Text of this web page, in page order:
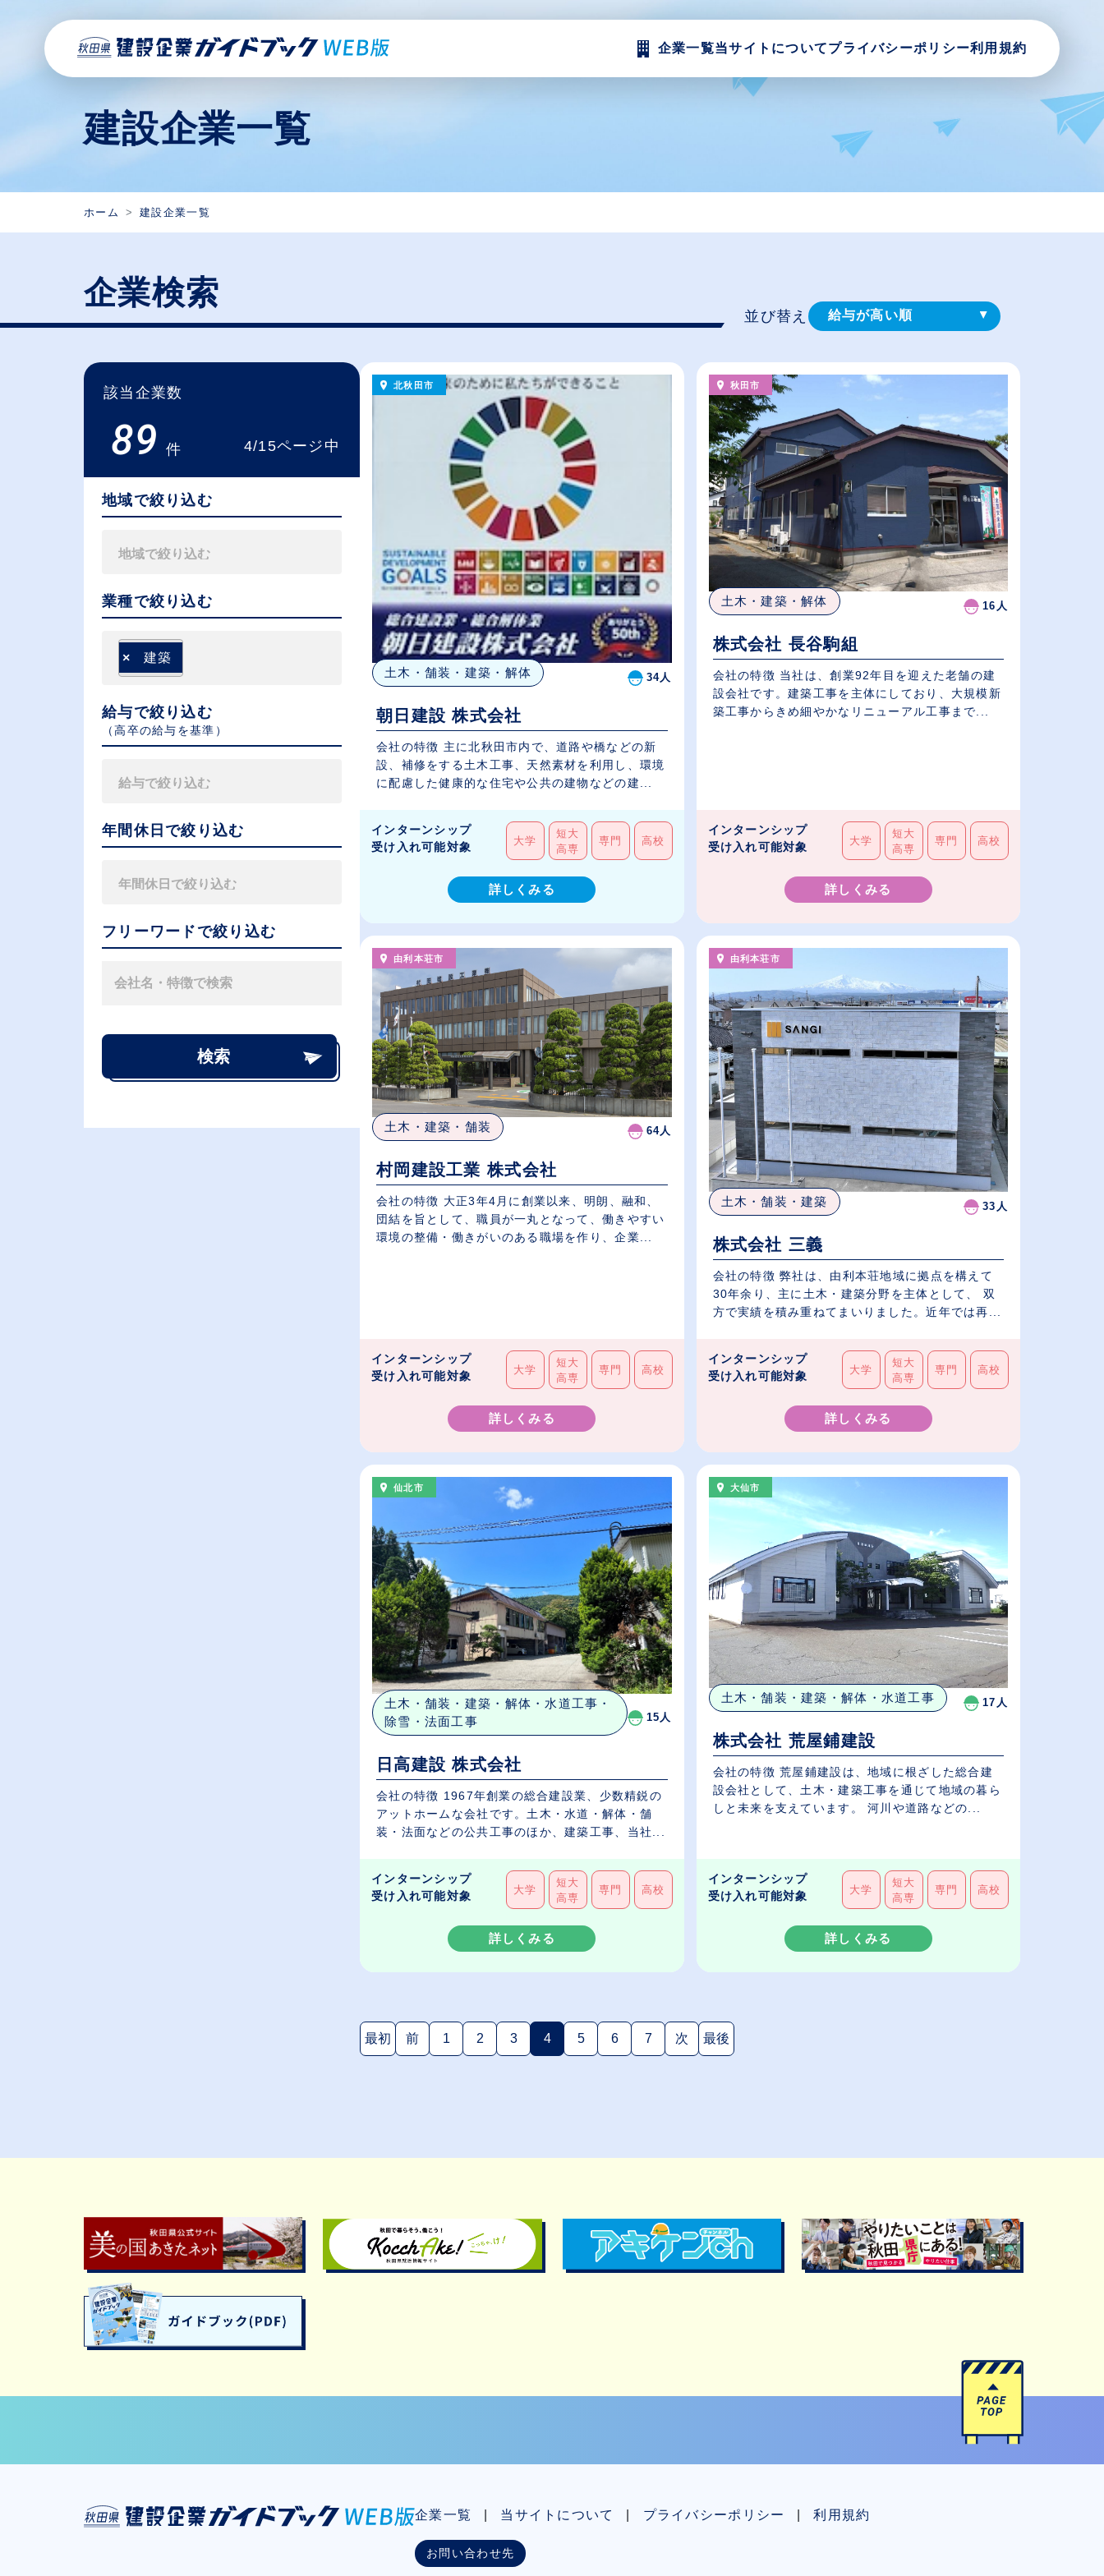
企業一覧当サイトについてプライバシーポリシー利用規約
建設企業一覧
ホーム 建設企業一覧
企業検索
該当企業数
89 件 4/15ページ中
地域で絞り込む
業種で絞り込む
× 建築
給与で絞り込む
（⾼卒の給与を基準）
年間休日で絞り込む
フリーワードで絞り込む
検索
並び替え 給与が高い順
従業員が多い順
休日数が多い順
北秋田市
土木・舗装・建築・解体 34人
朝日建設 株式会社
会社の特徴 主に北秋田市内で、道路や橋などの新
設、補修をする土木工事、天然素材を利用し、環境
に配慮した健康的な住宅や公共の建物などの建...
インターンシップ
受け入れ可能対象
大学
短大
高専
専門 高校
詳しくみる
秋田市
土木・建築・解体 16人
株式会社 長谷駒組
会社の特徴 当社は、創業92年目を迎えた老舗の建
設会社です。建築工事を主体にしており、大規模新
築工事からきめ細やかなリニューアル工事まで...
インターンシップ
受け入れ可能対象
大学
短大
高専
専門 高校
詳しくみる
由利本荘市
土木・建築・舗装 64人
村岡建設工業 株式会社
会社の特徴 大正3年4月に創業以来、明朗、融和、
団結を旨として、職員が一丸となって、働きやすい
環境の整備・働きがいのある職場を作り、企業...
インターンシップ
受け入れ可能対象
大学
短大
高専
専門 高校
詳しくみる
由利本荘市
土木・舗装・建築 33人
株式会社 三義
会社の特徴 弊社は、由利本荘地域に拠点を構えて
30年余り、主に土木・建築分野を主体として、 双
方で実績を積み重ねてまいりました。近年では再...
インターンシップ
受け入れ可能対象
大学
短大
高専
専門 高校
詳しくみる
仙北市
土木・舗装・建築・解体・水道工事・
除雪・法面工事
15人
日高建設 株式会社
会社の特徴 1967年創業の総合建設業、少数精鋭の
アットホームな会社です。土木・水道・解体・舗
装・法面などの公共工事のほか、建築工事、当社...
インターンシップ
受け入れ可能対象
大学
短大
高専
専門 高校
詳しくみる
大仙市
土木・舗装・建築・解体・水道工事 17人
株式会社 荒屋鋪建設
会社の特徴 荒屋鋪建設は、地域に根ざした総合建
設会社として、土木・建築工事を通じて地域の暮ら
しと未来を支えています。 河川や道路などの...
インターンシップ
受け入れ可能対象
大学
短大
高専
専門 高校
詳しくみる
最初 前 1 2 3 4(現在のページ)
5 6 7 次 最後
企業一覧 当サイトについて プライバシーポリシー 利用規約
お問い合わせ先